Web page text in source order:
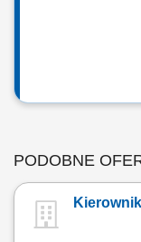
PODOBNE